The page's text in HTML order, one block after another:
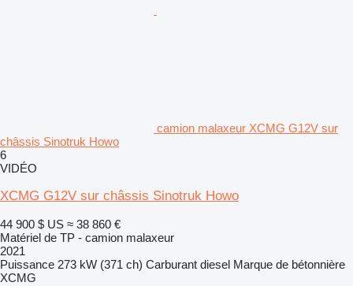
camion malaxeur XCMG G12V sur
châssis Sinotruk Howo
6
VIDÉO
XCMG G12V sur châssis Sinotruk Howo
44 900 $ US ≈ 38 860 €
Matériel de TP - camion malaxeur
2021
Puissance 273 kW (371 ch) Carburant diesel Marque de bétonnière
XCMG